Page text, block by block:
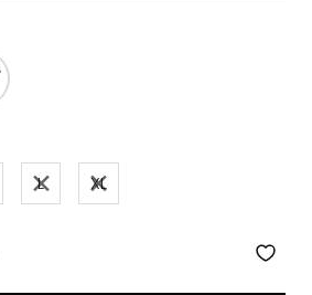
L XL